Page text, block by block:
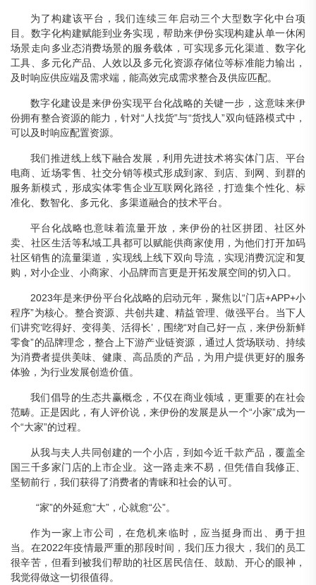
为了构建该平台，我们连续三年启动三个大型数字化中台项
目。数字化构建赋能到业务实现，帮助来伊份实现构建从单一休闲
场景走向多业态消费场景的服务载体，可实现多元化渠道、数字化
工具、多元化产品、人效以及多元化资源存储位等标准能力输出，
及时响应供应端及需求端，能高效完成需求整合及供应匹配。
数字化建设是来伊份实现平台化战略的关键一步，这意味来伊
份拥有整合资源的能力，针对“人找货”与“货找人”双向链路模式中，
可以及时响应配置资源。
我们推进线上线下融合发展，利用先进技术将实体门店、平台
电商、近场零售、社交分销等模式形成到家、到店、到网、到群的
服务新模式，形成实体零售企业互联网化路径，打造集个性化、标
准化、数智化、多元化、多渠道融合的技术平台。
平台化战略也意味着流量开放，来伊份的社区拼团、社区外
卖、社区生活等私域工具都可以赋能供商家使用，为他们打开加码
社区销售的流量渠道，实现线上线下双向导流，实现消费沉淀和复
购，对小企业、小商家、小品牌而言更是开拓发展空间的切入口。
2023年是来伊份平台化战略的启动元年，聚焦以“门店+APP+小
程序”为核心。整合资源、共创共建、精益管理、做强平台。当下人
们讲究‘吃得好、变得美、活得长’，围绕“对自己好一点，来伊份新鲜
零食”的品牌理念，整合上下游产业链资源，通过人货场联动、持续
为消费者提供美味、健康、高品质的产品，为用户提供更好的服务
体验，为行业发展创造价值。
我们倡导的生态共赢概念，不仅在商业领域，更重要的在社会
范畴。正是因此，有人评价说，来伊份的发展是从一个“小家”成为一
个“大家”的过程。
从我与夫人共同创建的一个小店，到如今近千款产品，覆盖全
国三千多家门店的上市企业。这一路走来不易，但凭借自我修正、
坚韧前行，我们获得了消费者的青睐和社会的认可。
“家”的外延愈“大”，心就愈“公”。
作为一家上市公司，在危机来临时，应当挺身而出、勇于担
当。在2022年疫情最严重的那段时间，我们压力很大，我们的员工
很辛苦，但看到被我们帮助的社区居民信任、鼓励、开心的眼神，
我觉得做这一切很值得。